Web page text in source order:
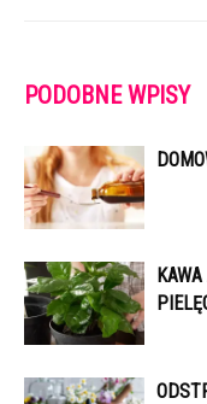
PODOBNE WPISY